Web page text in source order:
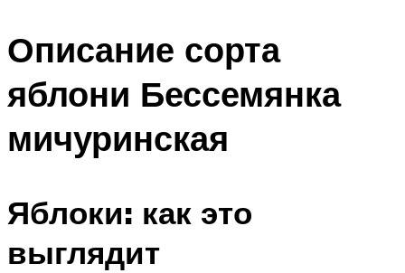
Описание сорта
яблони Бессемянка
мичуринская
Яблоки: как это
выглядит